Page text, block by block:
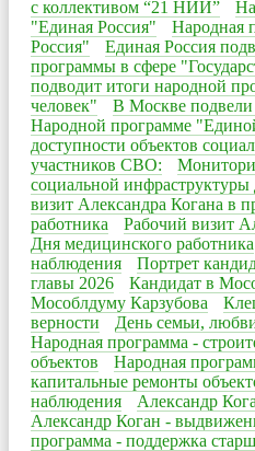
с коллективом “21 НИИ”
"Единая Россия"
Народная
Россия"
Единая Россия
программы в сфере
подводит итоги народной
человек"
В Москве
Народной программе
доступности объектов
участников СВО:
социальной
визит Александра Когана в
работника
Рабочий визит
Дня медицинского работника
наблюдения
Портрет
главы 2026
Кандидат в
Мособлдуму Карзубова
верности
День семьи,
Народная программа -
объектов
Народная
капитальные ремонты
наблюдения
Александр
Александр Коган -
программа - поддержка